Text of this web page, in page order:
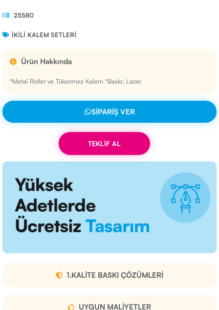
25580
İKILI KALEM SETLERI
Ürün Hakkında
*Metal Roller ve Tükenmez Kalem *Baskı: Lazer
SIPARIŞ VER
TEKLİF AL
1.KALITE BASKI ÇÖZÜMLERI
UYGUN MALIYETLER